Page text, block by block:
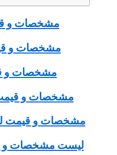
مشخصات و
مشخصات و
مشخصات و
مشخصات و
مشخصات و قیمت
لیست مشخصات و